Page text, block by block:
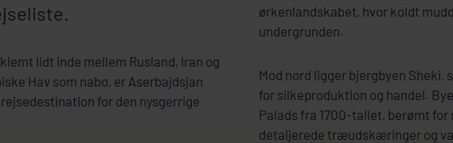
lidt inde mellem Rusland, Iran og
Hav som nabo, er Aserbajdsjan
for den nysgerrige
ørkenlandskabet, hvor koldt
undergrunden.
Mod nord ligger bjergbyen Sheki,
for silkeproduktion og handel.
Palads fra 1700-tallet, berømt for
detaljerede træudskæringer og